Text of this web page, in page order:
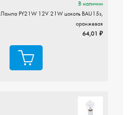
В наличии
Лампа PY21W 12V 21W цоколь BAU15s,
оранжевая
64,01 ₽